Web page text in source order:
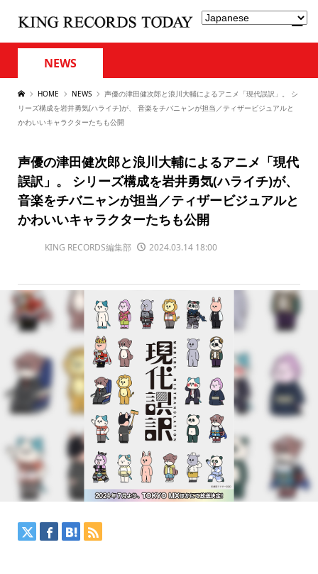
NEWS
HOME NEWS
声優の津田健次郎と浪川大輔によるアニメ「現代誤訳」。 シ
リーズ構成を岩井勇気(ハライチ)が、 音楽をチバニャンが担当／ティザービジュアルと
かわいいキャラクターたちも公開
声優の津田健次郎と浪川大輔によるアニメ「現代
誤訳」。 シリーズ構成を岩井勇気(ハライチ)が、
音楽をチバニャンが担当／ティザービジュアルと
かわいいキャラクターたちも公開
KING RECORDS編集部 2024.03.14 18:00